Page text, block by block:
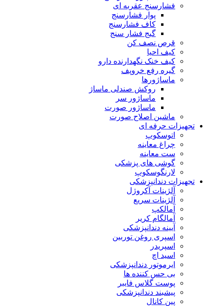
فشارسنج عقربه ای
پوار فشارسنج
کاف فشارسنج
گیج فشار سنج
قرص نصف کن
کیف احیا
کیف خنک نگهدارنده دارو
گیره رفع خروپف
ماساژورها
روکش صندلی ماساژ
ماساژور سر
ماساژور صورت
ماشین اصلاح صورت
تجهیزات حرفه ای
اتوسکوپ
چراغ معاینه
ست معاینه
گوشی های پزشکی
لارنگوسکوپ
تجهیزات دندانپزشکی
آلژینات آکروژل
آلژینات سریع
آمالکپ
آمالگام کریر
آیینه دندانپزشکی
اسپری روغن توربین
اسپریدر
اسید اچ
ایرموتور دندانپزشکی
بی حس کننده ها
پوست گلاس فایبر
پیشبند دندانپزشکی
پین کانال